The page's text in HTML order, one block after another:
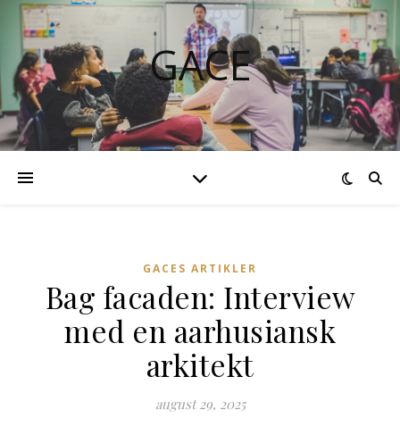
GACE
GACES ARTIKLER
Bag facaden: Interview
med en aarhusiansk
arkitekt
august 29, 2025